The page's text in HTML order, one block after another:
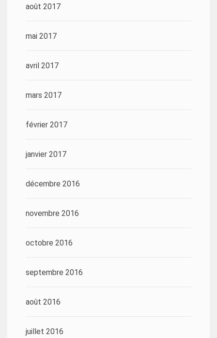
août 2017
mai 2017
avril 2017
mars 2017
février 2017
janvier 2017
décembre 2016
novembre 2016
octobre 2016
septembre 2016
août 2016
juillet 2016